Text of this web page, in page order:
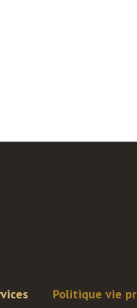
Politique vie